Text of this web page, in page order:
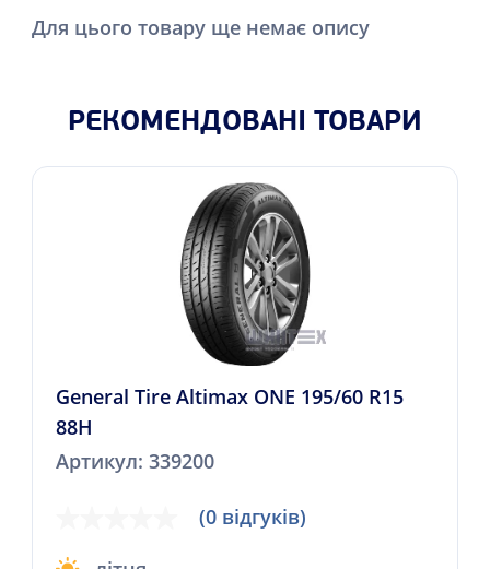
Для цього товару ще немає опису
РЕКОМЕНДОВАНІ ТОВАРИ
General Tire Altimax ONE 195/60 R15
88H
Артикул: 339200
(0 відгуків)